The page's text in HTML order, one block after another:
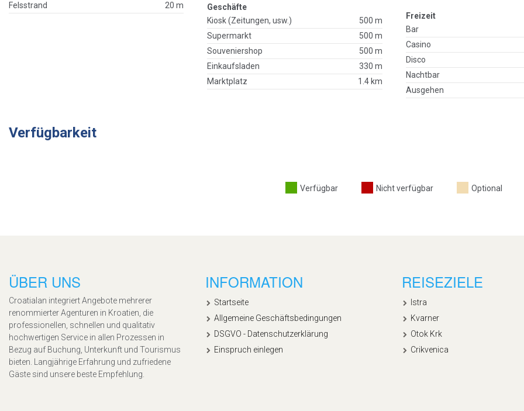
Felsstrand
20 m
Geschäfte
Kiosk (Zeitungen, usw.)
500 m
Supermarkt
500 m
Souveniershop
500 m
Einkaufsladen
330 m
Marktplatz
1.4 km
Freizeit
Bar
Casino
Disco
Nachtbar
Ausgehen
Verfügbarkeit
Verfügbar Nicht verfügbar Optional
ÜBER UNS
Croatialan integriert Angebote mehrerer
renommierter Agenturen in Kroatien, die
professionellen, schnellen und qualitativ
hochwertigen Service in allen Prozessen in
Bezug auf Buchung, Unterkunft und Tourismus
bieten. Langjährige Erfahrung und zufriedene
Gäste sind unsere beste Empfehlung.
INFORMATION
Startseite
Allgemeine Geschäftsbedingungen
DSGVO - Datenschutzerklärung
Einspruch einlegen
REISEZIELE
Istra
Kvarner
Otok Krk
Crikvenica